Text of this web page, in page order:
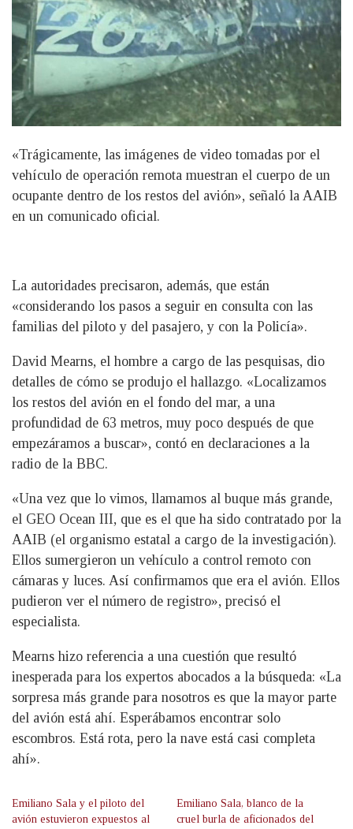
«Trágicamente, las imágenes de video tomadas por el
vehículo de operación remota muestran el cuerpo de un
ocupante dentro de los restos del avión», señaló la AAIB
en un comunicado oficial.
La autoridades precisaron, además, que están
«considerando los pasos a seguir en consulta con las
familias del piloto y del pasajero, y con la Policía».
David Mearns, el hombre a cargo de las pesquisas, dio
detalles de cómo se produjo el hallazgo. «Localizamos
los restos del avión en el fondo del mar, a una
profundidad de 63 metros, muy poco después de que
empezáramos a buscar», contó en declaraciones a la
radio de la BBC.
«Una vez que lo vimos, llamamos al buque más grande,
el GEO Ocean III, que es el que ha sido contratado por la
AAIB (el organismo estatal a cargo de la investigación).
Ellos sumergieron un vehículo a control remoto con
cámaras y luces. Así confirmamos que era el avión. Ellos
pudieron ver el número de registro», precisó el
especialista.
Mearns hizo referencia a una cuestión que resultó
inesperada para los expertos abocados a la búsqueda: «La
sorpresa más grande para nosotros es que la mayor parte
del avión está ahí. Esperábamos encontrar solo
escombros. Está rota, pero la nave está casi completa
ahí».
Emiliano Sala y el piloto del
avión estuvieron expuestos al
Emiliano Sala, blanco de la
cruel burla de aficionados del